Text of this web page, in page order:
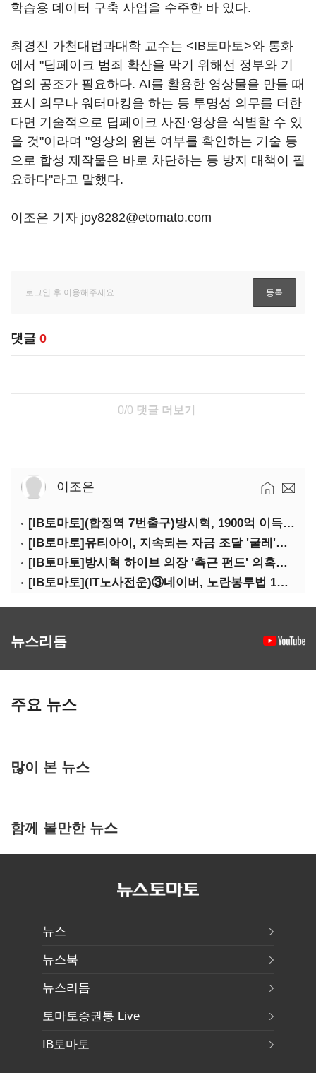
학습용 데이터 구축 사업을 수주한 바 있다.
최경진 가천대법과대학 교수는 <IB토마토>와 통화
에서 "딥페이크 범죄 확산을 막기 위해선 정부와 기
업의 공조가 필요하다. AI를 활용한 영상물을 만들 때
표시 의무나 워터마킹을 하는 등 투명성 의무를 더한
다면 기술적으로 딥페이크 사진·영상을 식별할 수 있
을 것"이라며 "영상의 원본 여부를 확인하는 기술 등
으로 합성 제작물은 바로 차단하는 등 방지 대책이 필
요하다"라고 말했다.
이조은 기자 joy8282@etomato.com
댓글 0
0/0 댓글 더보기
이조은
[IB토마토](합정역 7번출구)방시혁, 1900억 이득 논란…하이브 상장 진실은?
[IB토마토]유티아이, 지속되는 자금 조달 '굴레'…부채 리스크 고조
[IB토마토]방시혁 하이브 의장 '측근 펀드' 의혹…실상은 해외 투자 무산
[IB토마토](IT노사전운)③네이버, 노란봉투법 1호 되나…관건은 '진짜 주인'
뉴스리듬
주요 뉴스
많이 본 뉴스
함께 볼만한 뉴스
뉴스
뉴스북
뉴스리듬
토마토증권통 Live
IB토마토